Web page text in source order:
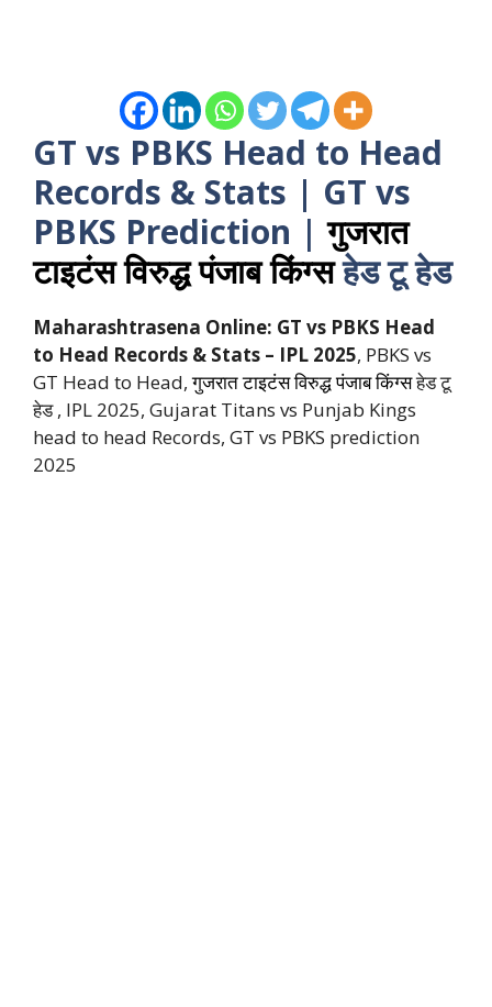
GT vs PBKS Head to Head
Records & Stats | GT vs
PBKS Prediction |गुजरात
टाइटंस विरुद्ध पंजाब किंग्सहेड टू हेड
Maharashtrasena Online: GT vs PBKS Head
to Head Records & Stats – IPL 2025, PBKS vs
GT Head to Head,गुजरात टाइटंस विरुद्ध पंजाब किंग्सहेड टू
हेड , IPL 2025, Gujarat Titans vs Punjab Kings
head to head Records, GT vs PBKS prediction
2025